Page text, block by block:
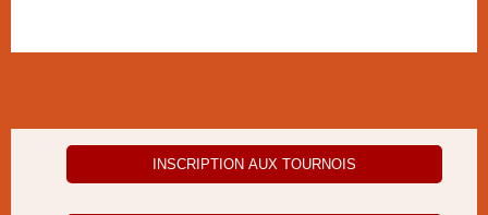
INSCRIPTION AUX TOURNOIS